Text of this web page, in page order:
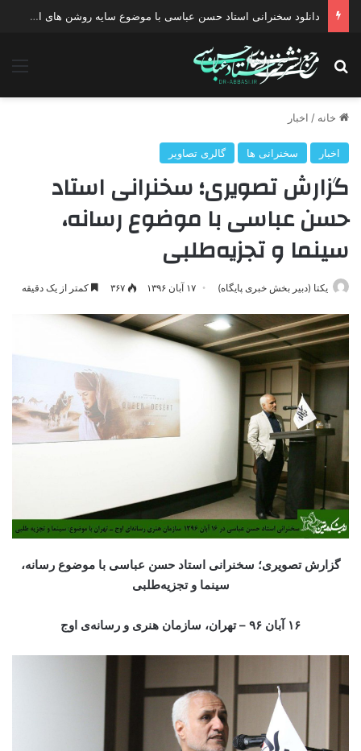
دانلود سخنرانی استاد حسن عباسی با موضوع چهار انتخاب ۱۴۰۰
جستجو برای
خانه / اخبار
اخبار سخنرانی ها گالری تصاویر
گزارش تصویری؛ سخنرانی استاد
حسن عباسی با موضوع رسانه،
سینما و تجزیه‌طلبی
یکتا (دبیر بخش خبری پایگاه) ۱۷ آبان ۱۳۹۶ ۳۶۷ کمتر از یک دقیقه
گزارش تصویری؛ سخنرانی استاد حسن عباسی با موضوع رسانه،
سینما و تجزیه‌طلبی
۱۶ آبان ۹۶ – تهران، سازمان هنری و رسانه‌ی اوج